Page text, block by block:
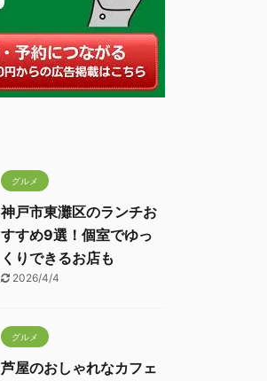
グルメ
神戸市東灘区のランチお
すすめ9選！個室でゆっ
くりできるお店も
2026/4/4
グルメ
芦屋のおしゃれなカフェ